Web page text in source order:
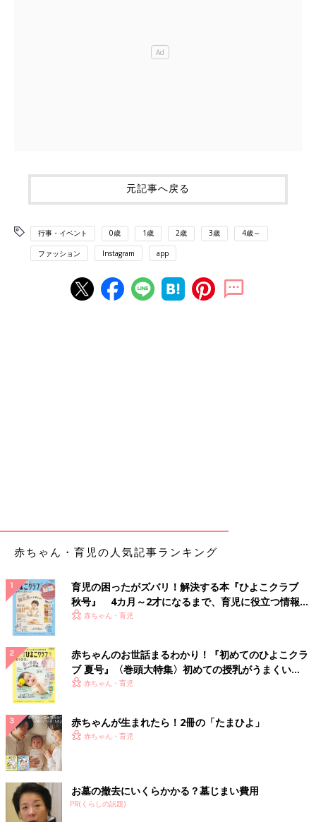
元記事へ戻る
行事・イベント 0歳 1歳 2歳 3歳 4歳～
ファッション Instagram app
赤ちゃん・育児の人気記事ランキング
育児の困ったがズバリ！解決する本『ひよこクラブ
秋号』 4カ月～2才になるまで、育児に役立つ情報が
いっぱい！
赤ちゃん・育児
赤ちゃんのお世話まるわかり！『初めてのひよこクラ
ブ 夏号』〈巻頭大特集〉初めての授乳がうまくい
く！ おっぱい・ミルクの基本と夏のトラブル 解決テ
赤ちゃん・育児
赤ちゃんが生まれたら！2冊の「たまひよ」
赤ちゃん・育児
お墓の撤去にいくらかかる？墓じまい費用
PR(くらしの話題)